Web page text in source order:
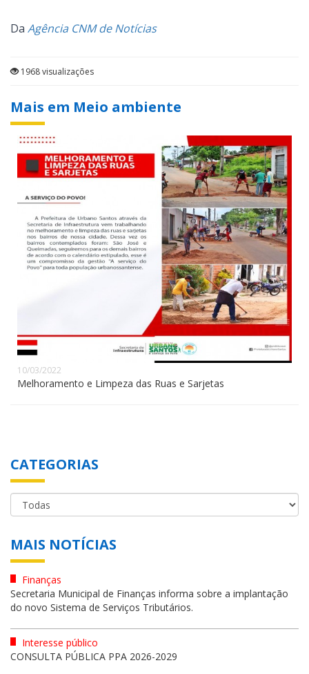
Da Agência CNM de Notícias
1968 visualizações
Mais em Meio ambiente
10/03/2022
Melhoramento e Limpeza das Ruas e Sarjetas
CATEGORIAS
MAIS NOTÍCIAS
Finanças
Secretaria Municipal de Finanças informa sobre a implantação
do novo Sistema de Serviços Tributários.
Interesse público
CONSULTA PÚBLICA PPA 2026-2029